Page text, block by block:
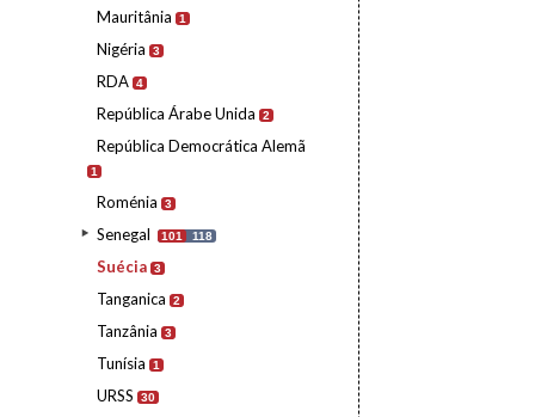
Mauritânia 1
Nigéria 3
RDA 4
República Árabe Unida 2
República Democrática Alemã
1
Roménia 3
Senegal 101 118
Suécia 3
Tanganica 2
Tanzânia 3
Tunísia 1
URSS 30